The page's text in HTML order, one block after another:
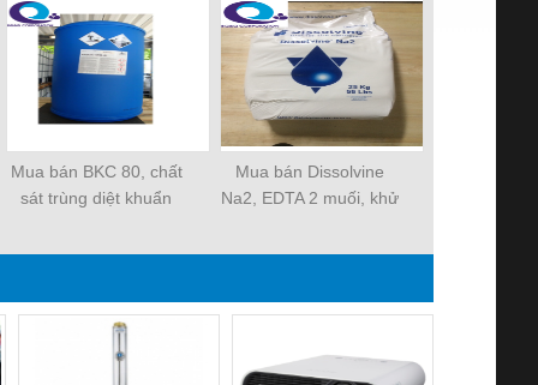
Mua bán BKC 80, chất
sát trùng diệt khuẩn
giá tốt nhất
Mua bán Dissolvine
Na2, EDTA 2 muối, khử
nặng, Giá cạnh tranh